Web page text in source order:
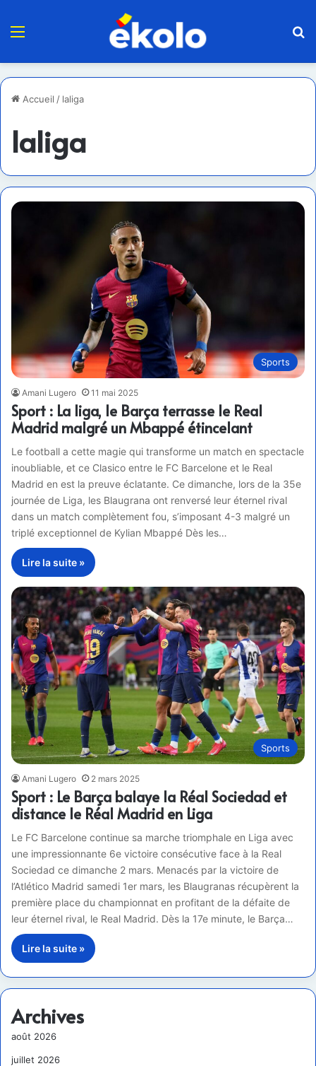
Menu
Accueil / laliga
laliga
Sports
Amani Lugero 11 mai 2025
Sport : La liga, le Barça terrasse le Real
Madrid malgré un Mbappé étincelant
Le football a cette magie qui transforme un match en spectacle
inoubliable, et ce Clasico entre le FC Barcelone et le Real
Madrid en est la preuve éclatante. Ce dimanche, lors de la 35e
journée de Liga, les Blaugrana ont renversé leur éternel rival
dans un match complètement fou, s’imposant 4-3 malgré un
triplé exceptionnel de Kylian Mbappé Dès les…
Lire la suite »
Sports
Amani Lugero 2 mars 2025
Sport : Le Barça balaye la Réal Sociedad et
distance le Réal Madrid en Liga
Le FC Barcelone continue sa marche triomphale en Liga avec
une impressionnante 6e victoire consécutive face à la Real
Sociedad ce dimanche 2 mars. Menacés par la victoire de
l’Atlético Madrid samedi 1er mars, les Blaugranas récupèrent la
première place du championnat en profitant de la défaite de
leur éternel rival, le Real Madrid. Dès la 17e minute, le Barça…
Lire la suite »
Archives
août 2026
juillet 2026